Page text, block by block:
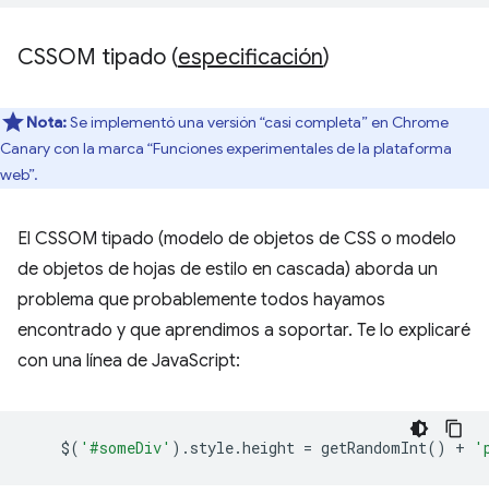
CSSOM tipado (especificación)
Nota:Se implementó una versión “casi completa” en Chrome
Canary con la marca “Funciones experimentales de la plataforma
web”.
El CSSOM tipado (modelo de objetos de CSS o modelo
de objetos de hojas de estilo en cascada) aborda un
problema que probablemente todos hayamos
encontrado y que aprendimos a soportar. Te lo explicaré
con una línea de JavaScript:
$( '#someDiv' ). style.height = getRandomInt() +